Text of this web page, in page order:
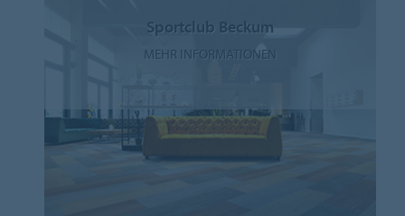
Sportclub Beckum
MEHR INFORMATIONEN